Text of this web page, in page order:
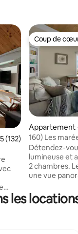
: 4,88 sur 5
moyenne sur
5 (132)
Coup de
Coup de
Appartement
160) Les
Détendez-
lumineuse et
2 chambres.
une vue
voûtés.
les repas et
les